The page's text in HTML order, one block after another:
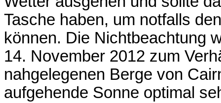
Tasche haben, um notfalls
können. Die Nichtbeachtung
14. November 2012 zum
nahgelegenen Berge von
aufgehende Sonne optimal